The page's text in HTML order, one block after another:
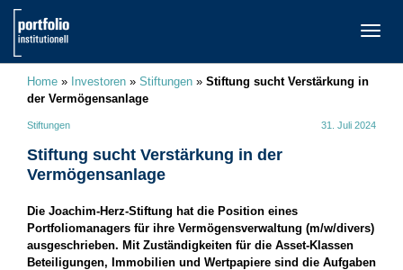
Home » Investoren » Stiftungen » Stiftung sucht Verstärkung in
der Vermögensanlage
Stiftungen 31. Juli 2024
Stiftung sucht Verstärkung in der
Vermögensanlage
Die Joachim-Herz-Stiftung hat die Position eines
Portfoliomanagers für ihre Vermögensverwaltung (m/w/divers)
ausgeschrieben. Mit Zuständigkeiten für die Asset-Klassen
Beteiligungen, Immobilien und Wertpapiere sind die Aufgaben